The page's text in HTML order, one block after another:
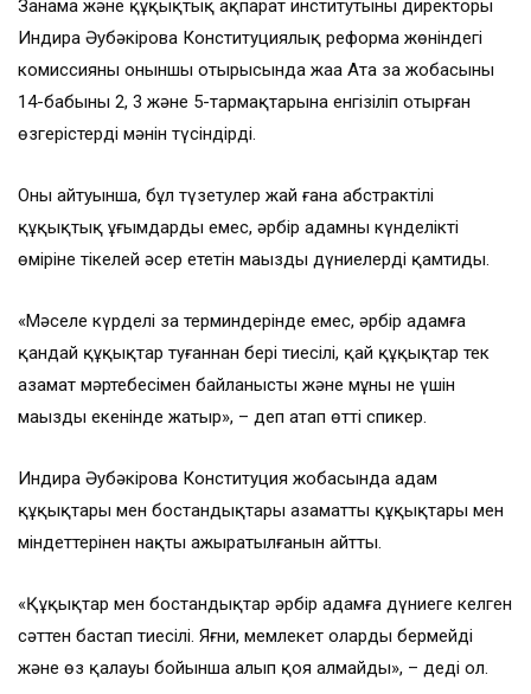
Заңнама және құқықтық ақпарат институтының директоры
Индира Әубәкірова Конституциялық реформа жөніндегі
комиссияның оныншы отырысында жаңа Ата заң жобасының
14-бабының 2, 3 және 5-тармақтарына енгізіліп отырған
өзгерістердің мәнін түсіндірді.
Оның айтуынша, бұл түзетулер жай ғана абстрактілі
құқықтық ұғымдарды емес, әрбір адамның күнделікті
өміріне тікелей әсер ететін маңызды дүниелерді қамтиды.
«Мәселе күрделі заң терминдерінде емес, әрбір адамға
қандай құқықтар туғаннан бері тиесілі, қай құқықтар тек
азамат мәртебесімен байланысты және мұның не үшін
маңызды екенінде жатыр», – деп атап өтті спикер.
Индира Әубәкірова Конституция жобасында адам
құқықтары мен бостандықтары азаматтың құқықтары мен
міндеттерінен нақты ажыратылғанын айтты.
«Құқықтар мен бостандықтар әрбір адамға дүниеге келген
сәттен бастап тиесілі. Яғни, мемлекет оларды бермейді
және өз қалауы бойынша алып қоя алмайды», – деді ол.